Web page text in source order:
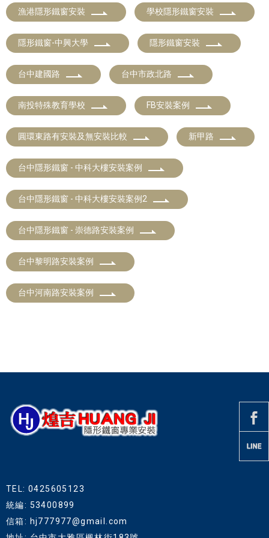
漁港隱形鐵窗安裝 學校隱形鐵窗安裝
隱形鐵窗-中興大學 隱形鐵窗安裝
台中建國路 台中市政北路
南投特殊教育學校 FB安裝案例
圓環東路有安裝及無安裝比較 新甲路
台中隱形鐵窗 - 中科大樓安裝案例
台中隱形鐵窗 - 中科大樓安裝案例2
台中隱形鐵窗 - 崇德路安裝案例
台中黎明路安裝案例
台中河南路安裝案例
TEL: 0425605123
統編: 53400899
信箱: hj777977@gmail.com